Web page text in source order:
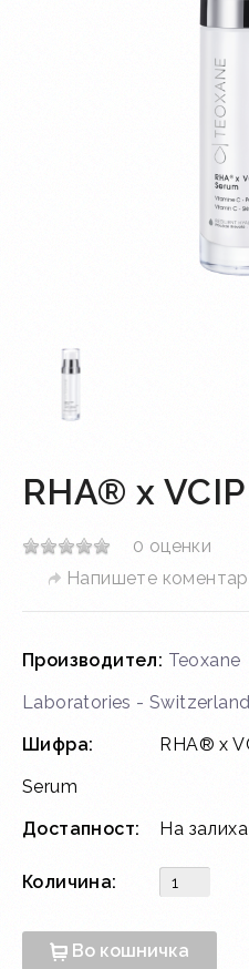
RHA® x
0 оценки
Напишете
Производител: Teoxane
Laboratories - Switzerland
Шифра:
RHA® x
Serum
Достапност:
На залиха
Количина:
Во кошничка